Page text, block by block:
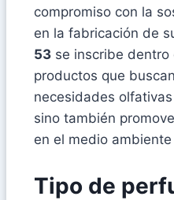
compromiso con la
en la fabricación de
53 se inscribe dentro
productos que
necesidades
sino también
en el medio
Tipo de